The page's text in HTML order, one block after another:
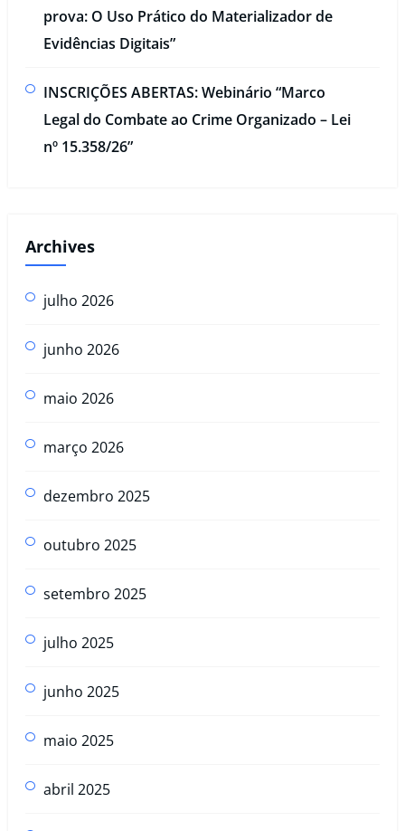
prova: O Uso Prático do Materializador de
Evidências Digitais”​
INSCRIÇÕES ABERTAS: Webinário “Marco
Legal do Combate ao Crime Organizado – Lei
nº 15.358/26”
Archives
julho 2026
junho 2026
maio 2026
março 2026
dezembro 2025
outubro 2025
setembro 2025
julho 2025
junho 2025
maio 2025
abril 2025